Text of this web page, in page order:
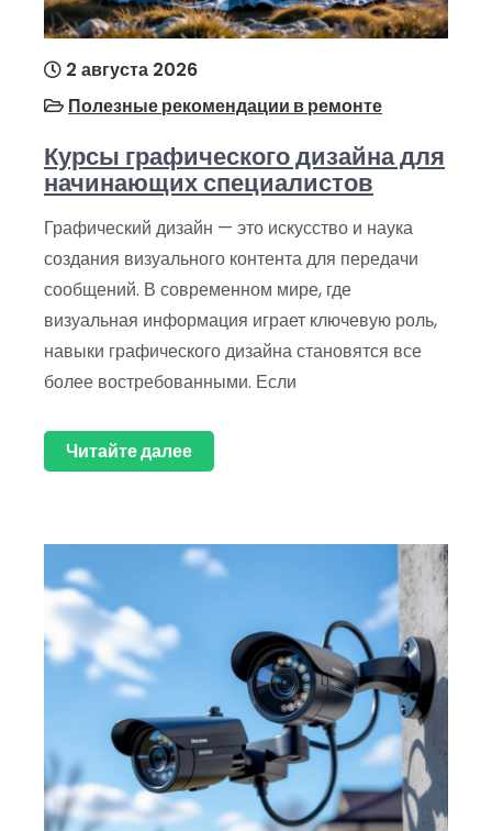
2 августа 2026
Полезные рекомендации в ремонте
Курсы графического дизайна для
начинающих специалистов
Графический дизайн — это искусство и наука
создания визуального контента для передачи
сообщений. В современном мире, где
визуальная информация играет ключевую роль,
навыки графического дизайна становятся все
более востребованными. Если
Читайте далее